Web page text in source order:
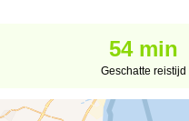
54 min
Geschatte reistijd